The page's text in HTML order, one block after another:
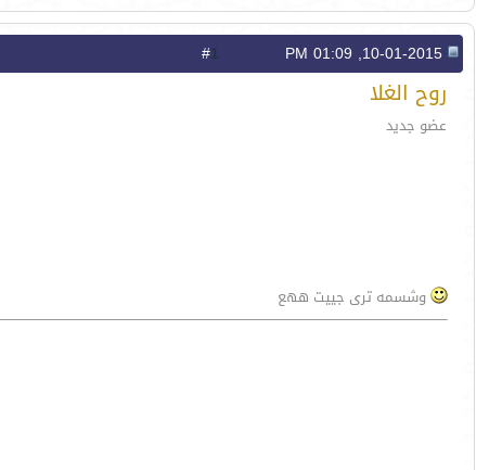
1
روح الغلا
عضو جديد
وشسمه ترى جييت ههع